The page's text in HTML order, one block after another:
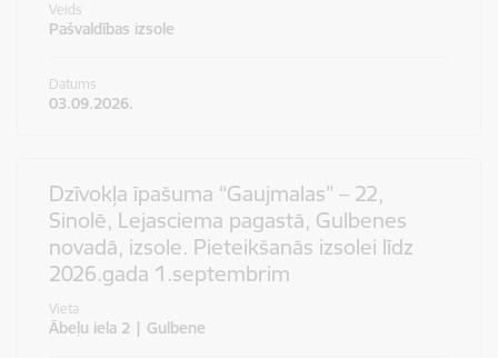
Veids
Pašvaldības izsole
Datums
03.09.2026.
Dzīvokļa īpašuma “Gaujmalas” – 22,
Sinolē, Lejasciema pagastā, Gulbenes
novadā, izsole. Pieteikšanās izsolei līdz
2026.gada 1.septembrim
Vieta
Ābeļu iela 2 | Gulbene